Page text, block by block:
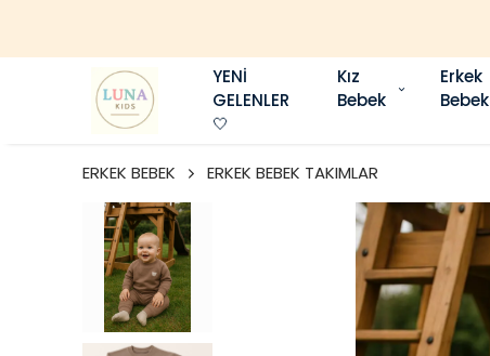
YENİ
GELENLER
🤍
Kız
Bebek
Erkek
Bebek
ERKEK BEBEK ERKEK BEBEK TAKIMLAR